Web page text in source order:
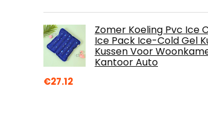
Zomer Koeling Pvc Ice
Ice Pack Ice-Cold Gel
Kussen Voor
Kantoor Auto
€27.12